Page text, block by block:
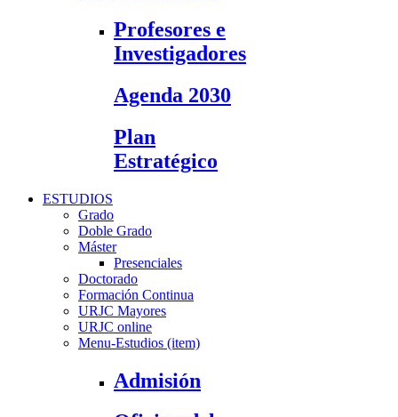
Profesores e
Investigadores
Agenda 2030
Plan
Estratégico
ESTUDIOS
Grado
Doble Grado
Máster
Presenciales
Doctorado
Formación Continua
URJC Mayores
URJC online
Menu-Estudios (item)
Admisión